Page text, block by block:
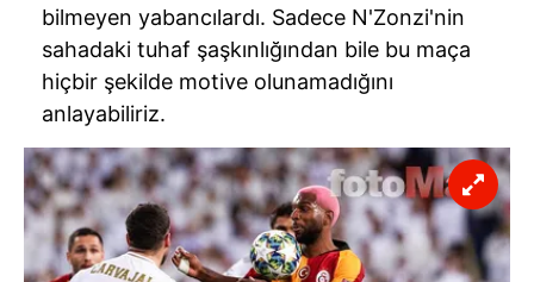
bilmeyen yabancılardı. Sadece N'Zonzi'nin
sahadaki tuhaf şaşkınlığından bile bu maça
hiçbir şekilde motive olunamadığını
anlayabiliriz.